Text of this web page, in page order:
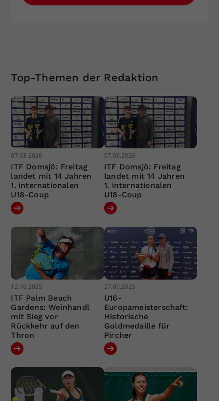
Top-Themen der Redaktion
07.03.2026
ITF Domsjö: Freitag
landet mit 14 Jahren
1. internationalen
U18-Coup
07.03.2026
ITF Domsjö: Freitag
landet mit 14 Jahren
1. internationalen
U18-Coup
12.10.2025
ITF Palm Beach
Gardens: Weinhandl
mit Sieg vor
Rückkehr auf den
Thron
27.09.2025
U16-
Europameisterschaft:
Historische
Goldmedaille für
Pircher